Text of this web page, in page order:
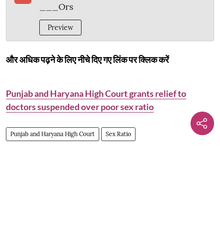
___Ors
Preview
और अधिक पढ़ने के लिए नीचे दिए गए लिंक पर क्लिक करें
Punjab and Haryana High Court grants relief to
doctors suspended over poor sex ratio
Punjab and Haryana High Court Sex Ratio